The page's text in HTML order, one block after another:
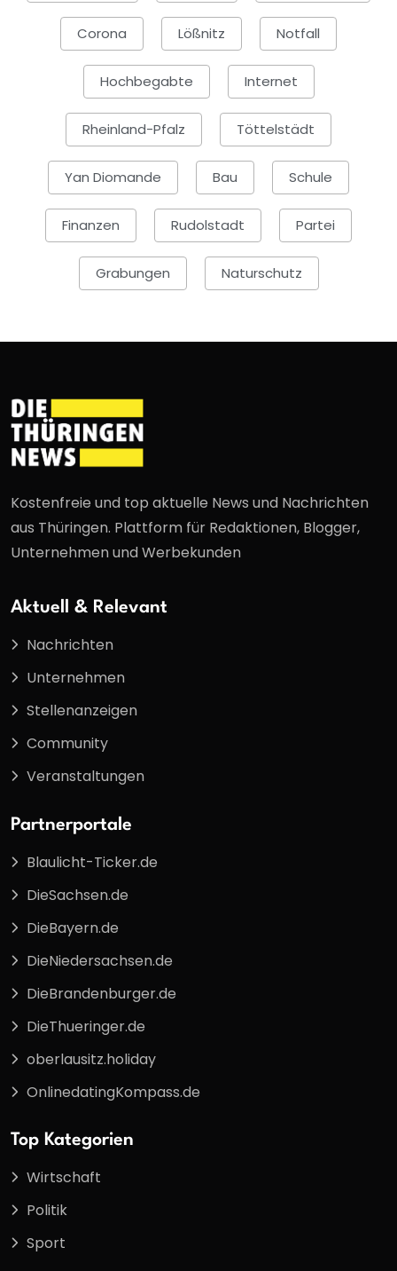
Corona Lößnitz Notfall
Hochbegabte Internet
Rheinland-Pfalz Töttelstädt
Yan Diomande Bau Schule
Finanzen Rudolstadt Partei
Grabungen Naturschutz
Kostenfreie und top aktuelle News und Nachrichten
aus Thüringen. Plattform für Redaktionen, Blogger,
Unternehmen und Werbekunden
Aktuell & Relevant
Nachrichten
Unternehmen
Stellenanzeigen
Community
Veranstaltungen
Partnerportale
Blaulicht-Ticker.de
DieSachsen.de
DieBayern.de
DieNiedersachsen.de
DieBrandenburger.de
DieThueringer.de
oberlausitz.holiday
OnlinedatingKompass.de
Top Kategorien
Wirtschaft
Politik
Sport